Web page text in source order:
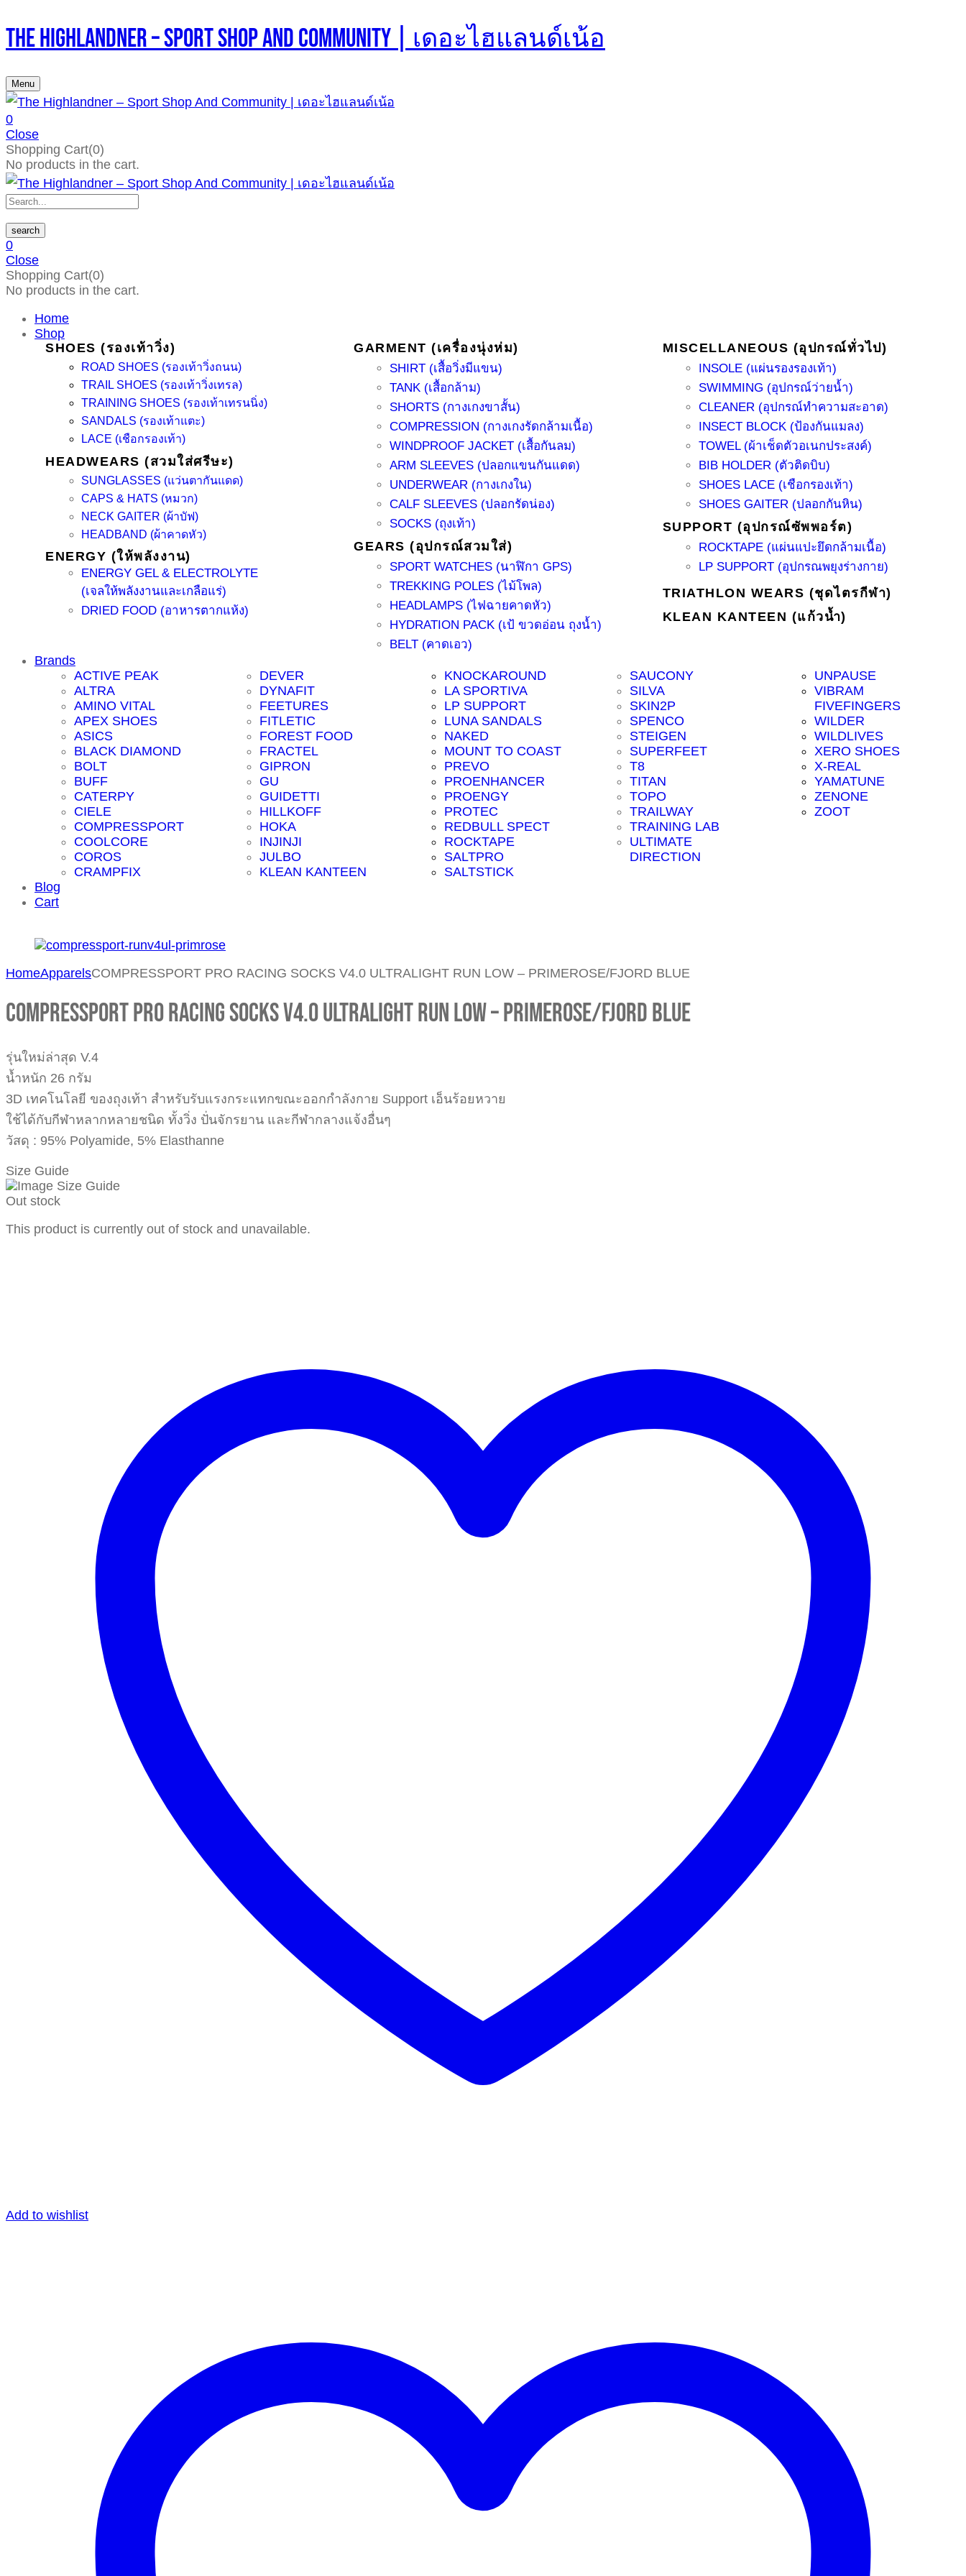
The Highlandner – Sport Shop And Community | เดอะไฮแลนด์เน้อ
Menu
0
Close
Shopping Cart(0)
No products in the cart.
search
0
Close
Shopping Cart(0)
No products in the cart.
Home
Shop
SHOES (รองเท้าวิ่ง)
ROAD SHOES (รองเท้าวิ่งถนน)
TRAIL SHOES (รองเท้าวิ่งเทรล)
TRAINING SHOES (รองเท้าเทรนนิ่ง)
SANDALS (รองเท้าแตะ)
LACE (เชือกรองเท้า)
HEADWEARS (สวมใส่ศรีษะ)
SUNGLASSES (แว่นตากันแดด)
CAPS & HATS (หมวก)
NECK GAITER (ผ้าบัฟ)
HEADBAND (ผ้าคาดหัว)
ENERGY (ให้พลังงาน)
ENERGY GEL & ELECTROLYTE
(เจลให้พลังงานและเกลือแร่)
DRIED FOOD (อาหารตากแห้ง)
GARMENT (เครื่องนุ่งห่ม)
SHIRT (เสื้อวิ่งมีแขน)
TANK (เสื้อกล้าม)
SHORTS (กางเกงขาสั้น)
COMPRESSION (กางเกงรัดกล้ามเนื้อ)
WINDPROOF JACKET (เสื้อกันลม)
ARM SLEEVES (ปลอกแขนกันแดด)
UNDERWEAR (กางเกงใน)
CALF SLEEVES (ปลอกรัดน่อง)
SOCKS (ถุงเท้า)
GEARS (อุปกรณ์สวมใส่)
SPORT WATCHES (นาฬิกา GPS)
TREKKING POLES (ไม้โพล)
HEADLAMPS (ไฟฉายคาดหัว)
HYDRATION PACK (เป้ ขวดอ่อน ถุงน้ำ)
BELT (คาดเอว)
MISCELLANEOUS (อุปกรณ์ทั่วไป)
INSOLE (แผ่นรองรองเท้า)
SWIMMING (อุปกรณ์ว่ายน้ำ)
CLEANER (อุปกรณ์ทำความสะอาด)
INSECT BLOCK (ป้องกันแมลง)
TOWEL (ผ้าเช็ดตัวอเนกประสงค์)
BIB HOLDER (ตัวติดบิบ)
SHOES LACE (เชือกรองเท้า)
SHOES GAITER (ปลอกกันหิน)
SUPPORT (อุปกรณ์ซัพพอร์ต)
ROCKTAPE (แผ่นแปะยึดกล้ามเนื้อ)
LP SUPPORT (อุปกรณพยุงร่างกาย)
TRIATHLON WEARS (ชุดไตรกีฬา)
KLEAN KANTEEN (แก้วน้ำ)
Brands
ACTIVE PEAK
ALTRA
AMINO VITAL
APEX SHOES
ASICS
BLACK DIAMOND
BOLT
BUFF
CATERPY
CIELE
COMPRESSPORT
COOLCORE
COROS
CRAMPFIX
DEVER
DYNAFIT
FEETURES
FITLETIC
FOREST FOOD
FRACTEL
GIPRON
GU
GUIDETTI
HILLKOFF
HOKA
INJINJI
JULBO
KLEAN KANTEEN
KNOCKAROUND
LA SPORTIVA
LP SUPPORT
LUNA SANDALS
NAKED
MOUNT TO COAST
PREVO
PROENHANCER
PROENGY
PROTEC
REDBULL SPECT
ROCKTAPE
SALTPRO
SALTSTICK
SAUCONY
SILVA
SKIN2P
SPENCO
STEIGEN
SUPERFEET
T8
TITAN
TOPO
TRAILWAY
TRAINING LAB
ULTIMATE
DIRECTION
UNPAUSE
VIBRAM
FIVEFINGERS
WILDER
WILDLIVES
XERO SHOES
X-REAL
YAMATUNE
ZENONE
ZOOT
Blog
Cart
HomeApparelsCOMPRESSPORT PRO RACING SOCKS V4.0 ULTRALIGHT RUN LOW – PRIMEROSE/FJORD BLUE
COMPRESSPORT PRO RACING SOCKS V4.0 ULTRALIGHT RUN LOW – PRIMEROSE/FJORD BLUE
รุ่นใหม่ล่าสุด V.4
น้ำหนัก 26 กรัม
3D เทคโนโลยี ของถุงเท้า สำหรับรับแรงกระแทกขณะออกกำลังกาย Support เอ็นร้อยหวาย
ใช้ได้กับกีฬาหลากหลายชนิด ทั้งวิ่ง ปั่นจักรยาน และกีฬากลางแจ้งอื่นๆ
วัสดุ : 95% Polyamide, 5% Elasthanne
Size Guide
Out stock
This product is currently out of stock and unavailable.
Add to wishlist